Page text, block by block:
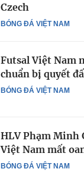
BÓNG ĐÁ VIỆT NAM
Czech
BÓNG ĐÁ VIỆT NAM
Futsal Việt Nam
chuẩn bị quyết
BÓNG ĐÁ VIỆT NAM
HLV Phạm Minh
Việt Nam mất